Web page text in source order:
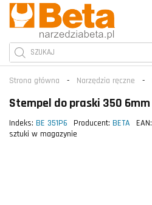
Strona główna Narzędzia ręczne
Stempel do praski 350 6mm
Indeks: BE 351P6 Producent: BETA EAN:
sztuki w magazynie